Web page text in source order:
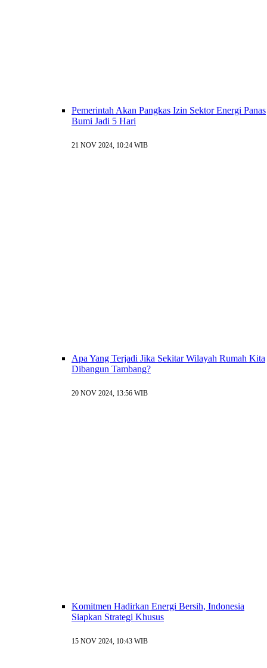
Pemerintah Akan Pangkas Izin Sektor Energi Panas
Bumi Jadi 5 Hari
21 NOV 2024, 10:24 WIB
Apa Yang Terjadi Jika Sekitar Wilayah Rumah Kita
Dibangun Tambang?
20 NOV 2024, 13:56 WIB
Komitmen Hadirkan Energi Bersih, Indonesia
Siapkan Strategi Khusus
15 NOV 2024, 10:43 WIB